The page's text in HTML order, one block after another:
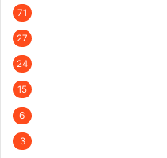
71
27
24
15
6
3